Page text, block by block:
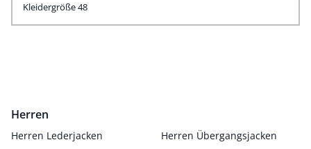
Kleidergröße 48
Herren
Herren Lederjacken
Herren Übergangsjacken